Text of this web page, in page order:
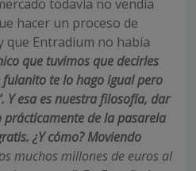
todavía no vendía
hacer un proceso de
que Entradium no había
que tuvimos que decirles
fulanito te lo hago igual pero
Y esa es nuestra filosofía, dar
de la pasarela
¿Y cómo? Moviendo
muchos millones de euros al